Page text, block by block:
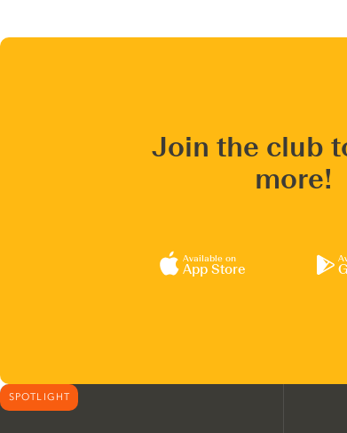
Join the club
more!
Available on
App Store
SPOTLIGHT